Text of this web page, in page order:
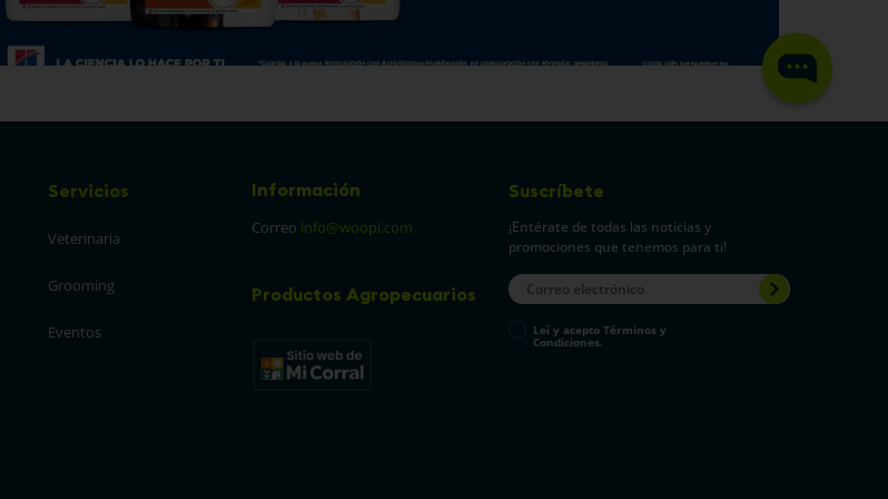
Servicios
Veterinaria
Grooming
Eventos
Información
Correo info@woopi.com
Productos Agropecuarios
Suscríbete
¡Entérate de todas las noticias y
promociones que tenemos para ti!
Leí y acepto Términos y
Condiciones.